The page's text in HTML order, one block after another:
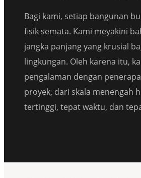
Bagi kami, setiap bangunan
fisik semata. Kami meyakini
jangka panjang yang krusial
lingkungan. Oleh karena itu,
pengalaman dengan
proyek, dari skala menengah
tertinggi, tepat waktu, dan